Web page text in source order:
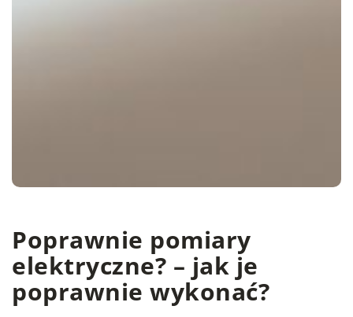
Poprawnie pomiary
elektryczne? – jak je
poprawnie wykonać?